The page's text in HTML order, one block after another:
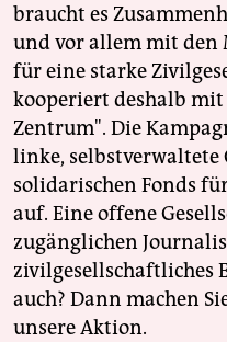
braucht es
und vor allem mit den
für eine starke
kooperiert deshalb
Zentrum". Die
linke,
solidarischen Fonds
auf. Eine offene
zugänglichen
zivilgesellschaftliches
auch? Dann machen
unsere Aktion.